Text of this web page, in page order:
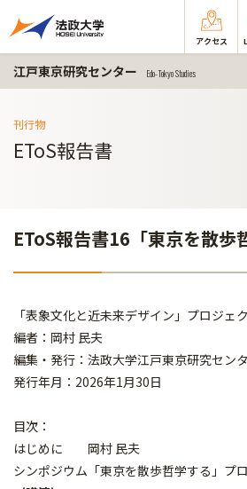
アクセス
江戸東京研究センター Edo-Tokyo Studies
刊行物
EToS報告書
EToS報告書16「東京を散歩
「表象文化と近未来デザイン」プロジェ
編者：岡村 民夫
編集・発行：法政大学江戸東京研究セン
発行年月：2026年1月30日
目次：
はじめに 岡村 民夫
シンポジウム「東京を散歩哲学する」プ